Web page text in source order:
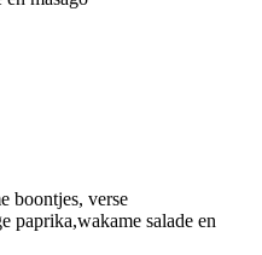
boontjes, verse
paprika,wakame salade en